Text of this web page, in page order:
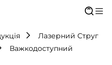
Лазерний Струг
Важкодоступний